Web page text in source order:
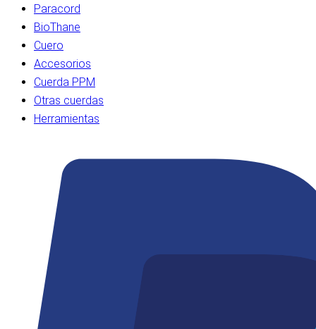
Paracord
BioThane
Cuero
Accesorios
Cuerda PPM
Otras cuerdas
Herramientas